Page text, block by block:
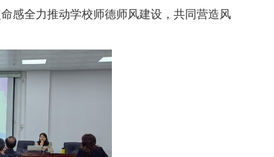
感全力推动学校师德师风建设，共同营造风